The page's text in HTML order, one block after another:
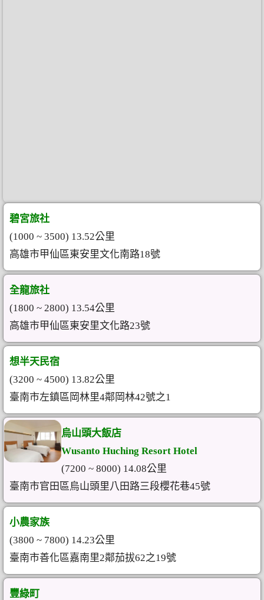
碧宮旅社
(1000 ~ 3500) 13.52公里
高雄市甲仙區東安里文化南路18號
全龍旅社
(1800 ~ 2800) 13.54公里
高雄市甲仙區東安里文化路23號
想半天民宿
(3200 ~ 4500) 13.82公里
臺南市左鎮區岡林里4鄰岡林42號之1
烏山頭大飯店
Wusanto Huching Resort Hotel
(7200 ~ 8000) 14.08公里
臺南市官田區烏山頭里八田路三段櫻花巷45號
小農家族
(3800 ~ 7800) 14.23公里
臺南市善化區嘉南里2鄰茄拔62之19號
豐綠町